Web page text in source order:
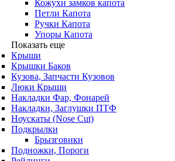
Кожухи замков капота
Петли Капота
Ручки Капота
Упоры Капота
Показать еще
Крыши
Крышки Баков
Кузова, Запчасти Кузовов
Люки Крыши
Накладки Фар, Фонарей
Накладки, Заглушки ПТФ
Ноускаты (Nose Cut)
Подкрылки
Брызговики
Подножки, Пороги